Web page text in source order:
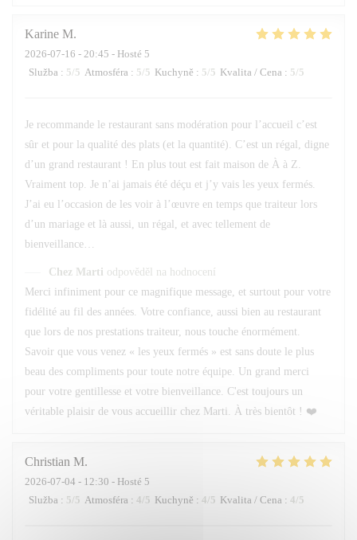
Karine M
2026-07-16 - 20:45 - Hosté 5
Služba : 5/5 Atmosféra : 5/5 Kuchyně : 5/5 Kvalita / Cena : 5/5
Je recommande le restaurant sans modération pour l’accueil c’est
sûr et pour la qualité des plats (et la quantité). C’est un régal, digne
d’un grand restaurant ! En plus tout est fait maison de À à Z.
Vraiment top. Je n’ai jamais été déçu et j’y vais les yeux fermés.
J’ai eu l’occasion de les voir à l’œuvre en temps que traiteur lors
d’un mariage et là aussi, un régal, et avec tellement de
bienveillance…
Chez Marti odpověděl na hodnocení
Merci infiniment pour ce magnifique message, et surtout pour votre
fidélité au fil des années. Votre confiance, aussi bien au restaurant
que lors de nos prestations traiteur, nous touche énormément.
Savoir que vous venez « les yeux fermés » est sans doute le plus
beau des compliments pour toute notre équipe. Un grand merci
pour votre gentillesse et votre bienveillance. C'est toujours un
véritable plaisir de vous accueillir chez Marti. À très bientôt ! ❤️
Christian M
2026-07-04 - 12:30 - Hosté 5
Služba : 5/5 Atmosféra : 4/5 Kuchyně : 4/5 Kvalita / Cena : 4/5